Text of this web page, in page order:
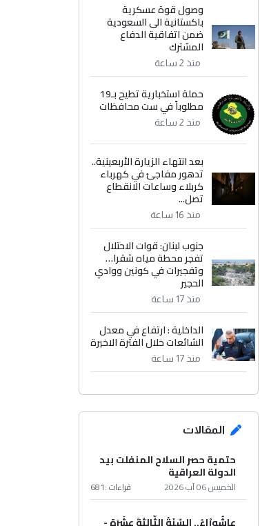
وصول قوة عسكرية
باكستانية الى السعودية
ضمن اتفاقية الدفاع
المشترك
منذ 2 ساعة
حملة استخبارية تطيح بـ19
مطلوباً في ست محافظات
منذ 2 ساعة
بعد انتهاء الزيارة الأربعينية..
تدهور مفاجئ في كهرباء
كربلاء وساعات الانقطاع
تصل...
منذ 16 ساعة
جنوب لبنان: قوات الاحتلال
تفجر محطة مياه شقرا…
وتفجيرات في كونين ووادي
الحجير
منذ 17 ساعة
الداخلية : ارتفاع في معدل
الشائعات خلال الفترة الاخيرة
منذ 17 ساعة
المقالات
حتمية حصر السلاح المنفلت بيد
الدولة العراقية
الخميس 06 آب 2026 قراءات :681
عاشُورْاءُ.. السّنَةُ الثّالثةَ عشَرَة -